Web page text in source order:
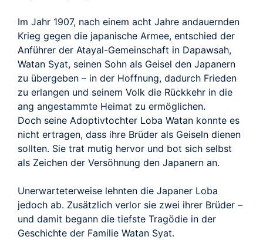
Im Jahr 1907, nach einem acht Jahre andauernden
Krieg gegen die japanische Armee, entschied der
Anführer der Atayal-Gemeinschaft in Dapawsah,
Watan Syat, seinen Sohn als Geisel den Japanern
zu übergeben – in der Hoffnung, dadurch Frieden
zu erlangen und seinem Volk die Rückkehr in die
ang angestammte Heimat zu ermöglichen.
Doch seine Adoptivtochter Loba Watan konnte es
nicht ertragen, dass ihre Brüder als Geiseln dienen
sollten. Sie trat mutig hervor und bot sich selbst
als Zeichen der Versöhnung den Japanern an.
Unerwarteterweise lehnten die Japaner Loba
jedoch ab. Zusätzlich verlor sie zwei ihrer Brüder –
und damit begann die tiefste Tragödie in der
Geschichte der Familie Watan Syat.